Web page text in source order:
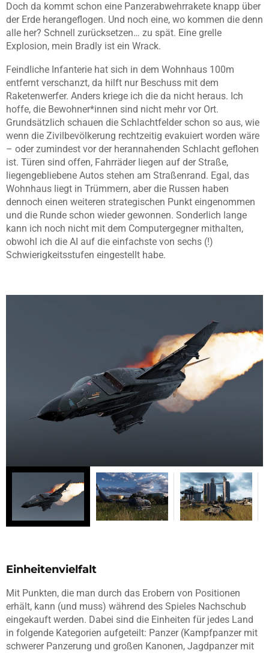
Doch da kommt schon eine Panzerabwehrrakete knapp über
der Erde herangeflogen. Und noch eine, wo kommen die denn
alle her? Schnell zurücksetzen… zu spät. Eine grelle
Explosion, mein Bradly ist ein Wrack.
Feindliche Infanterie hat sich in dem Wohnhaus 100m
entfernt verschanzt, da hilft nur Beschuss mit dem
Raketenwerfer. Anders kriege ich die da nicht heraus. Ich
hoffe, die Bewohner*innen sind nicht mehr vor Ort.
Grundsätzlich schauen die Schlachtfelder schon so aus, wie
wenn die Zivilbevölkerung rechtzeitig evakuiert worden wäre
– oder zumindest vor der herannahenden Schlacht geflohen
ist. Türen sind offen, Fahrräder liegen auf der Straße,
liegengebliebene Autos stehen am Straßenrand. Egal, das
Wohnhaus liegt in Trümmern, aber die Russen haben
dennoch einen weiteren strategischen Punkt eingenommen
und die Runde schon wieder gewonnen. Sonderlich lange
kann ich noch nicht mit dem Computergegner mithalten,
obwohl ich die AI auf die einfachste von sechs (!)
Schwierigkeitsstufen eingestellt habe.
Einheitenvielfalt
Mit Punkten, die man durch das Erobern von Positionen
erhält, kann (und muss) während des Spieles Nachschub
eingekauft werden. Dabei sind die Einheiten für jedes Land
in folgende Kategorien aufgeteilt: Panzer (Kampfpanzer mit
schwerer Panzerung und großen Kanonen, Jagdpanzer mit